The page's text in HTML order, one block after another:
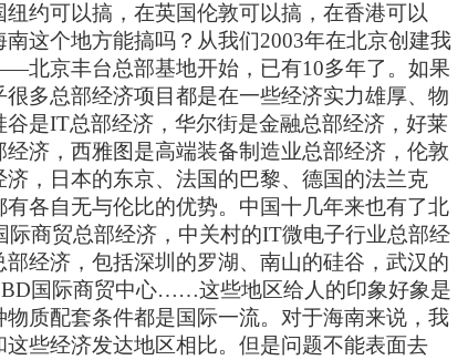
约可以搞，在英国伦敦可以搞，在香港可以
这个地方能搞吗？从我们2003年在北京创建我
北京丰台总部基地开始，已有10多年了。如果
多总部经济项目都是在一些经济实力雄厚、物
谷是IT总部经济，华尔街是金融总部经济，好莱
济，西雅图是高端装备制造业总部经济，伦敦
，日本的东京、法国的巴黎、德国的法兰克
各自无与伦比的优势。中国十几年来也有了北
际商贸总部经济，中关村的IT微电子行业总部经
经济，包括深圳的罗湖、南山的硅谷，武汉的
国际商贸中心……这些地区给人的印象好象是
质配套条件都是国际一流。对于海南来说，我
些经济发达地区相比。但是问题不能表面去